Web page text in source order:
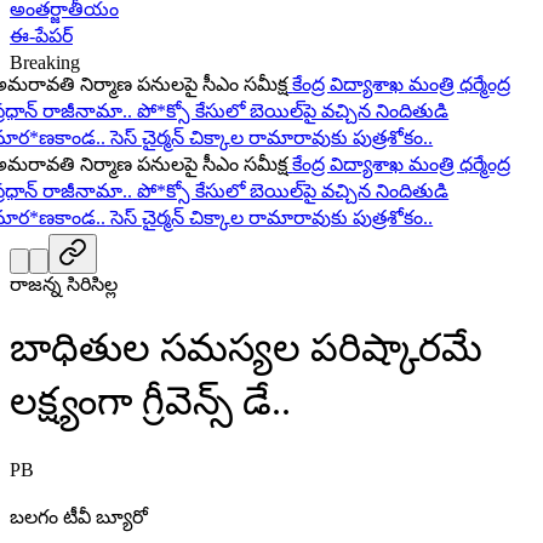
అంతర్జాతీయం
ఈ-పేపర్
Breaking
నిర్మాణ పనులపై సీఎం సమీక్ష కేంద్ర విద్యాశాఖ మంత్రి ధర్మేంద్ర
రాజీనామా.. పో*క్సో కేసులో బెయిల్‌పై వచ్చిన నిందితుడి
సెస్ చైర్మన్ చిక్కాల రామారావుకు పుత్రశోకం..
నిర్మాణ పనులపై సీఎం సమీక్ష కేంద్ర విద్యాశాఖ మంత్రి ధర్మేంద్ర
రాజీనామా.. పో*క్సో కేసులో బెయిల్‌పై వచ్చిన నిందితుడి
సెస్ చైర్మన్ చిక్కాల రామారావుకు పుత్రశోకం..
రాజన్న సిరిసిల్ల
బాధితుల సమస్యల పరిష్కారమే
లక్ష్యంగా గ్రీవెన్స్ డే..
PB
బలగం టీవీ బ్యూరో